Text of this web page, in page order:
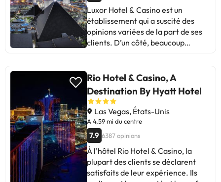
Luxor Hotel & Casino est un
établissement qui a suscité des
opinions variées de la part de ses
clients. D’un côté, beaucoup
chambres propres et calmes, ainsi
que la variété de restaurants et de
services à l’intérieur. Certains ont
signalé que l’enregistrement peut
être lent et que certaines zones
nécessitent une amélioration,
notamment l’accueil à la réception
ou l’état de certaines chambres.
Cependant, la plupart des
commentaires sont très positifs,
Rio Hotel & Casino, A
Destination By Hyatt Hotel
Las Vegas, États-Unis
A 4,59 mi du centre
7.9 6387 opinions
À l’hôtel Rio Hotel & Casino, la
plupart des clients se déclarent
satisfaits de leur expérience. Ils